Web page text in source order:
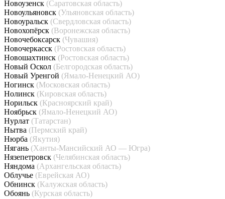
Новоузенск (Саратовская область)
Новоульяновск (Ульяновская область)
Новоуральск (Свердловская область)
Новохопёрск (Воронежская область)
Новочебоксарск (Чувашия)
Новочеркасск (Ростовская область)
Новошахтинск (Ростовская область)
Новый Оскол (Белгородская область)
Новый Уренгой (Ямало-Ненецкий АО)
Ногинск (Московская область)
Нолинск (Кировская область)
Норильск (Красноярский край)
Ноябрьск (Ямало-Ненецкий АО)
Нурлат (Татарстан)
Нытва (Пермский край)
Нюрба (Якутия)
Нягань (Ханты-Мансийский АО — Югра)
Нязепетровск (Челябинская область)
Няндома (Архангельская область)
Облучье (Еврейская АО)
Обнинск (Калужская область)
Обоянь (Курская область)